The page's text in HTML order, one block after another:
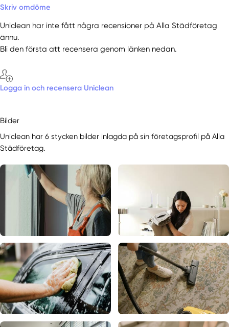
Skriv omdöme
Uniclean har inte fått några recensioner på Alla Städföretag
ännu.
Bli den första att recensera genom länken nedan.
Logga in och recensera Uniclean
Bilder
Uniclean har 6 stycken bilder inlagda på sin företagsprofil på Alla
Städföretag.